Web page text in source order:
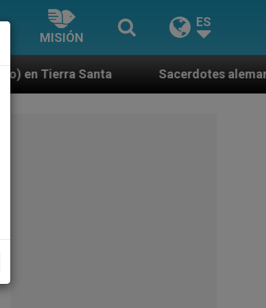
MISIÓN
ES
Sacerdotes alemanes fieles al Papa